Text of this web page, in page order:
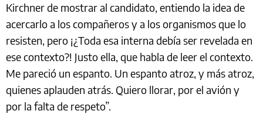
Kirchner de mostrar al candidato, entiendo la idea de
acercarlo a los compañeros y a los organismos que lo
resisten, pero ¡¿Toda esa interna debía ser revelada en
ese contexto?! Justo ella, que habla de leer el contexto.
Me pareció un espanto. Un espanto atroz, y más atroz,
quienes aplauden atrás. Quiero llorar, por el avión y
por la falta de respeto”.